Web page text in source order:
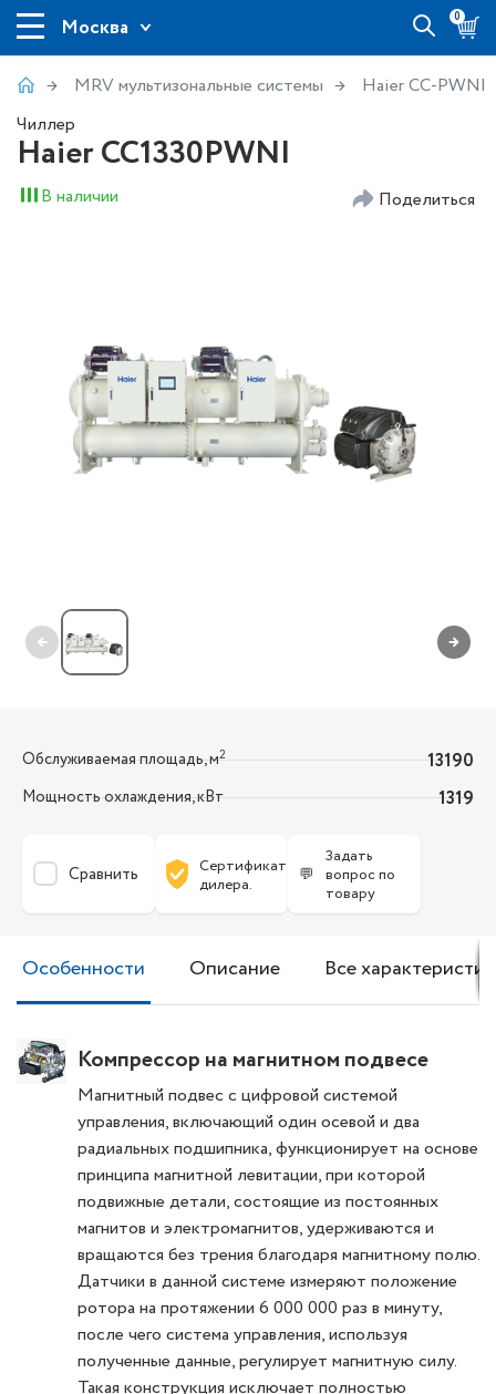
Москва 0
MRV мультизональные системы
Haier CC-PWNI
Чиллер
Haier CC1330PWNI
В наличии Поделиться
← →
Обслуживаемая площадь, м2 13190
Мощность охлаждения, кВт 1319
Сравнить
Сертификат
дилера.
💬
Задать
вопрос по
товару
Особенности Описание Все
Компрессор на магнитном подвесе
Магнитный подвес с цифровой системой
управления, включающий один осевой и два
радиальных подшипника, функционирует на основе
принципа магнитной левитации, при которой
подвижные детали, состоящие из постоянных
магнитов и электромагнитов, удерживаются и
вращаются без трения благодаря магнитному полю.
Датчики в данной системе измеряют положение
ротора на протяжении 6 000 000 раз в минуту,
после чего система управления, используя
полученные данные, регулирует магнитную силу.
Такая конструкция исключает полностью